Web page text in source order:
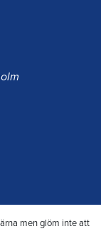
men glöm inte att